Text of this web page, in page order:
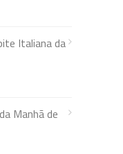
Italiana da
Manhã de